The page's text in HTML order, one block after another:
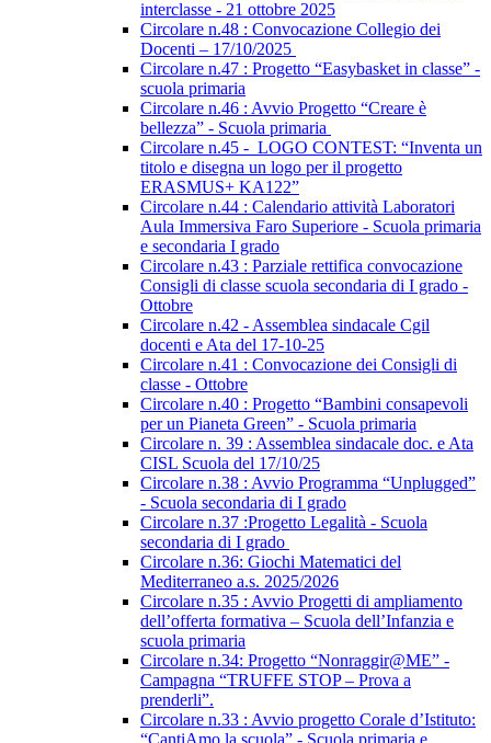
interclasse - 21 ottobre 2025
Circolare n.48 : Convocazione Collegio dei
Docenti – 17/10/2025
Circolare n.47 : Progetto “Easybasket in classe” -
scuola primaria
Circolare n.46 : Avvio Progetto “Creare è
bellezza” - Scuola primaria
Circolare n.45 - LOGO CONTEST: “Inventa un
titolo e disegna un logo per il progetto
ERASMUS+ KA122”
Circolare n.44 : Calendario attività Laboratori
Aula Immersiva Faro Superiore - Scuola primaria
e secondaria I grado
Circolare n.43 : Parziale rettifica convocazione
Consigli di classe scuola secondaria di I grado -
Ottobre
Circolare n.42 - Assemblea sindacale Cgil
docenti e Ata del 17-10-25
Circolare n.41 : Convocazione dei Consigli di
classe - Ottobre
Circolare n.40 : Progetto “Bambini consapevoli
per un Pianeta Green” - Scuola primaria
Circolare n. 39 : Assemblea sindacale doc. e Ata
CISL Scuola del 17/10/25
Circolare n.38 : Avvio Programma “Unplugged”
- Scuola secondaria di I grado
Circolare n.37 :Progetto Legalità - Scuola
secondaria di I grado
Circolare n.36: Giochi Matematici del
Mediterraneo a.s. 2025/2026
Circolare n.35 : Avvio Progetti di ampliamento
dell’offerta formativa – Scuola dell’Infanzia e
scuola primaria
Circolare n.34: Progetto “Nonraggir@ME” -
Campagna “TRUFFE STOP – Prova a
prenderli”.
Circolare n.33 : Avvio progetto Corale d’Istituto: